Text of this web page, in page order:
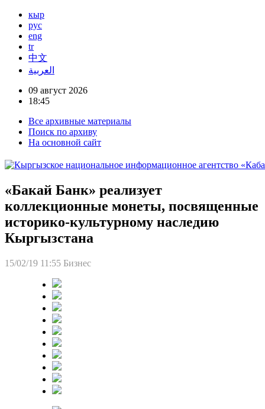
кыр
рус
eng
tr
中文
العربية
09 август 2026
18:45
Все архивные материалы
Поиск по архиву
На основной сайт
«Бакай Банк» реализует
коллекционные монеты, посвященные
историко-культурному наследию
Кыргызстана
15/02/19 11:55 Бизнес